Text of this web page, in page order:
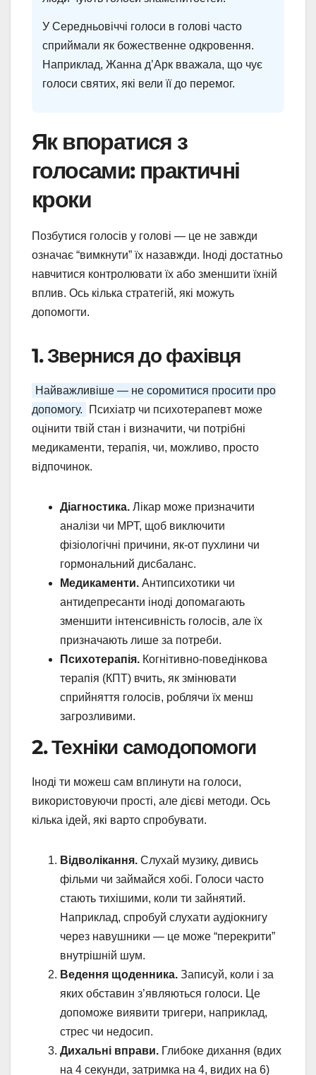
У Середньовіччі голоси в голові часто
сприймали як божественне одкровення.
Наприклад, Жанна д’Арк вважала, що чує
голоси святих, які вели її до перемог.
Як впоратися з
голосами: практичні
кроки
Позбутися голосів у голові — це не завжди
означає “вимкнути” їх назавжди. Іноді достатньо
навчитися контролювати їх або зменшити їхній
вплив. Ось кілька стратегій, які можуть
допомогти.
1. Звернися до фахівця
Найважливіше — не соромитися просити про
допомогу.
Психіатр чи психотерапевт може
оцінити твій стан і визначити, чи потрібні
медикаменти, терапія, чи, можливо, просто
відпочинок.
Діагностика. Лікар може призначити
аналізи чи МРТ, щоб виключити
фізіологічні причини, як-от пухлини чи
гормональний дисбаланс.
Медикаменти. Антипсихотики чи
антидепресанти іноді допомагають
зменшити інтенсивність голосів, але їх
призначають лише за потреби.
Психотерапія. Когнітивно-поведінкова
терапія (КПТ) вчить, як змінювати
сприйняття голосів, роблячи їх менш
загрозливими.
2. Техніки самодопомоги
Іноді ти можеш сам вплинути на голоси,
використовуючи прості, але дієві методи. Ось
кілька ідей, які варто спробувати.
Відволікання. Слухай музику, дивись
фільми чи займайся хобі. Голоси часто
стають тихішими, коли ти зайнятий.
Наприклад, спробуй слухати аудіокнигу
через навушники — це може “перекрити”
внутрішній шум.
Ведення щоденника. Записуй, коли і за
яких обставин з’являються голоси. Це
допоможе виявити тригери, наприклад,
стрес чи недосип.
Дихальні вправи. Глибоке дихання (вдих
на 4 секунди, затримка на 4, видих на 6)